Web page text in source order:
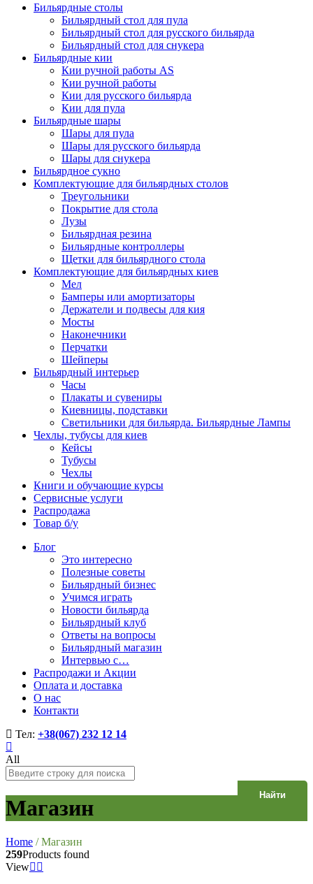
Бильярдные столы
Бильярдный стол для пула
Бильярдный стол для русского бильярда
Бильярдный стол для снукера
Бильярдные кии
Кии ручной работы AS
Кии ручной работы
Кии для русского бильярда
Кии для пула
Бильярдные шары
Шары для пула
Шары для русского бильярда
Шары для снукера
Бильярдное сукно
Комплектующие для бильярдных столов
Треугольники
Покрытие для стола
Лузы
Бильярдная резина
Бильярдные контроллеры
Щетки для бильярдного стола
Комплектующие для бильярдных киев
Мел
Бамперы или амортизаторы
Держатели и подвесы для кия
Мосты
Наконечники
Перчатки
Шейперы
Бильярдный интерьер
Часы
Плакаты и сувениры
Киевницы, подставки
Светильники для бильярда. Бильярдные Лампы
Чехлы, тубусы для киев
Кейсы
Тубусы
Чехлы
Книги и обучающие курсы
Сервисные услуги
Распродажа
Товар б/у
Блог
Это интересно
Полезные советы
Бильярдный бизнес
Учимся играть
Новости бильярда
Бильярдный клуб
Ответы на вопросы
Бильярдный магазин
Интервью с…
Распродажи и Акции
Оплата и доставка
О нас
Контакти
Тел: +38(067) 232 12 14
All
Найти
Магазин
Home / Магазин
259Products found
View